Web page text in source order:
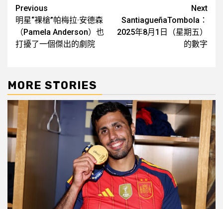
Post
navigation
Previous
明星“裸槍”帕梅拉·安德森
（Pamela Anderson）也
打擾了一個傑出的劇院
Next
SantiagueñaTombola：
2025年8月1日（星期五）
的數字
MORE STORIES